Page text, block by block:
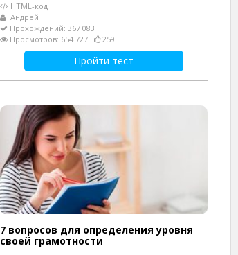
HTML-код
Андрей
Прохождений: 367 083
Просмотров: 654 727
259
Пройти тест
7 вопросов для определения уровня
своей грамотности